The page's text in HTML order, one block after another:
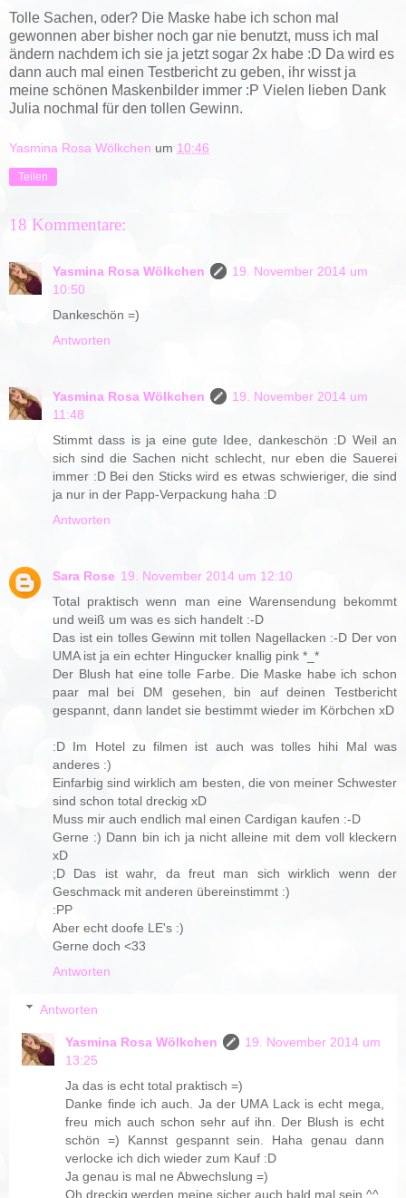
Tolle Sachen, oder? Die Maske habe ich schon mal
gewonnen aber bisher noch gar nie benutzt, muss ich mal
ändern nachdem ich sie ja jetzt sogar 2x habe :D Da wird es
dann auch mal einen Testbericht zu geben, ihr wisst ja
meine schönen Maskenbilder immer :P Vielen lieben Dank
Julia nochmal für den tollen Gewinn.
Yasmina Rosa Wölkchen um 10:46
Teilen
18 Kommentare:
Yasmina Rosa Wölkchen
19. November 2014 um
10:50
Dankeschön =)
Antworten
Yasmina Rosa Wölkchen
19. November 2014 um
11:48
Stimmt dass is ja eine gute Idee, dankeschön :D Weil an
sich sind die Sachen nicht schlecht, nur eben die Sauerei
immer :D Bei den Sticks wird es etwas schwieriger, die sind
ja nur in der Papp-Verpackung haha :D
Antworten
Sara Rose 19. November 2014 um 12:10
Total praktisch wenn man eine Warensendung bekommt
und weiß um was es sich handelt :-D
Das ist ein tolles Gewinn mit tollen Nagellacken :-D Der von
UMA ist ja ein echter Hingucker knallig pink *_*
Der Blush hat eine tolle Farbe. Die Maske habe ich schon
paar mal bei DM gesehen, bin auf deinen Testbericht
gespannt, dann landet sie bestimmt wieder im Körbchen xD
:D Im Hotel zu filmen ist auch was tolles hihi Mal was
anderes :)
Einfarbig sind wirklich am besten, die von meiner Schwester
sind schon total dreckig xD
Muss mir auch endlich mal einen Cardigan kaufen :-D
Gerne :) Dann bin ich ja nicht alleine mit dem voll kleckern
xD
;D Das ist wahr, da freut man sich wirklich wenn der
Geschmack mit anderen übereinstimmt :)
:PP
Aber echt doofe LE's :)
Gerne doch <33
Antworten
Antworten
Yasmina Rosa Wölkchen
19. November 2014 um
13:25
Ja das is echt total praktisch =)
Danke finde ich auch. Ja der UMA Lack is echt mega,
freu mich auch schon sehr auf ihn. Der Blush is echt
schön =) Kannst gespannt sein. Haha genau dann
verlocke ich dich wieder zum Kauf :D
Ja genau is mal ne Abwechslung =)
Oh dreckig werden meine sicher auch bald mal sein ^^